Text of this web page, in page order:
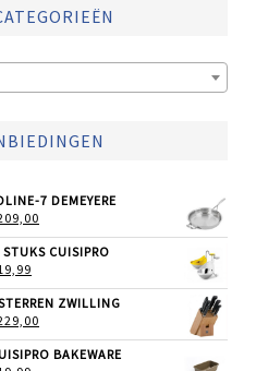
7 DEMEYERE
IS:CUISIPRO
IS:
€19,99.
ZWILLING
IS:BAKEWARE